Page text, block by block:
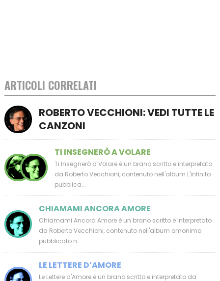
ARTICOLI CORRELATI
ROBERTO VECCHIONI: VEDI TUTTE LE
CANZONI
TI INSEGNERÒ A VOLARE
Ti Insegnerò a Volare è un brano scritto e interpretato
da Roberto Vecchioni, contenuto nell'album L'infinito
pubblica...
CHIAMAMI ANCORA AMORE
Chiamami Ancora Amore è un brano scritto e interpretato
da Roberto Vecchioni, contenuto nell'album omonimo
pubblicato n...
LE LETTERE D’AMORE
Le Lettere d'Amore è un brano scritto e interpretato da